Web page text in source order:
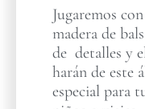
Jugaremos
madera de
de detalles y
harán de este
especial para